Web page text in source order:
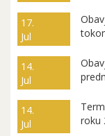
17.
Jul
14.
Jul
14.
Jul
roku